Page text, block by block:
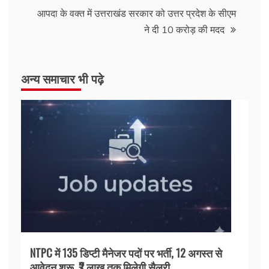
आपदा के वक्त में उत्तराखंड सरकार को उत्तर प्रदेश के सीएम
ने दी 10 करोड़ की मदद
अन्य समाचार भी पढ़े
NTPC में 135 डिप्टी मैनेजर पदों पर भर्ती, 12 अगस्त से